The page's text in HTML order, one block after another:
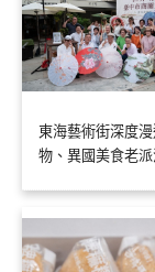
東海藝術街深度
物、異國美食老